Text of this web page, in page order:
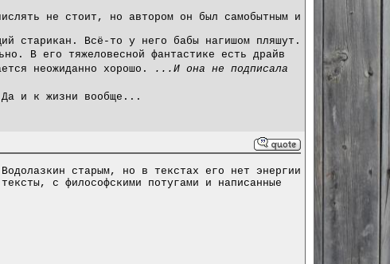
не стоит, но автором он был самобытным и
старикан. Всё-то у него бабы нагишом пляшут.
В его тяжеловесной фантастике есть драйв
неожиданно хорошо.
...И она не подписала
Да и к жизни вообще...
старым, но в текстах его нет энергии
с философскими потугами и написанные